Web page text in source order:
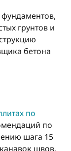
грунтов и
бетона
по
по
шага 15
швов.